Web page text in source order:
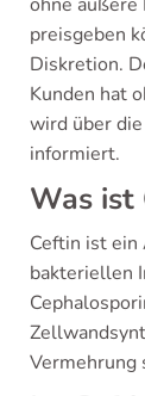
preisgeben
Diskretion.
Kunden hat
wird über
informiert.
Was ist
Ceftin ist ein
bakteriellen
Vermehrung